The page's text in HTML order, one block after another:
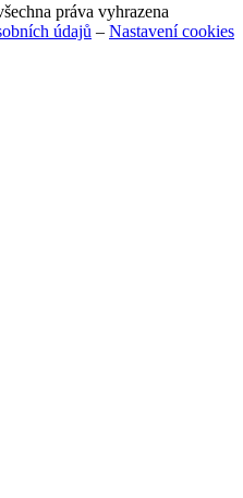
práva vyhrazena
údajů – Nastavení cookies